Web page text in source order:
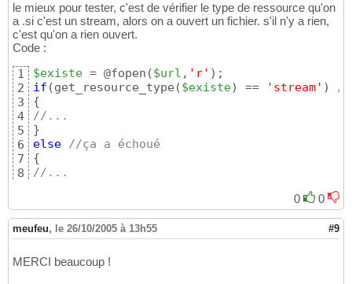
le mieux pour tester, c'est de vérifier le type de ressource qu'on
a .si c'est un stream, alors on a ouvert un fichier. s'il n'y a rien,
c'est qu'on a rien ouvert.
Code :
1
2
3
4
5
6
7
8
$existe = @fopen ($url , 'r' )
if (get_resource_type ($existe) == 'stream' )
//
{
//...
}
else //ça a échoué
{
//...
0 0
meufeu, le 26/10/2005 à 13h55 #9
MERCI beaucoup !